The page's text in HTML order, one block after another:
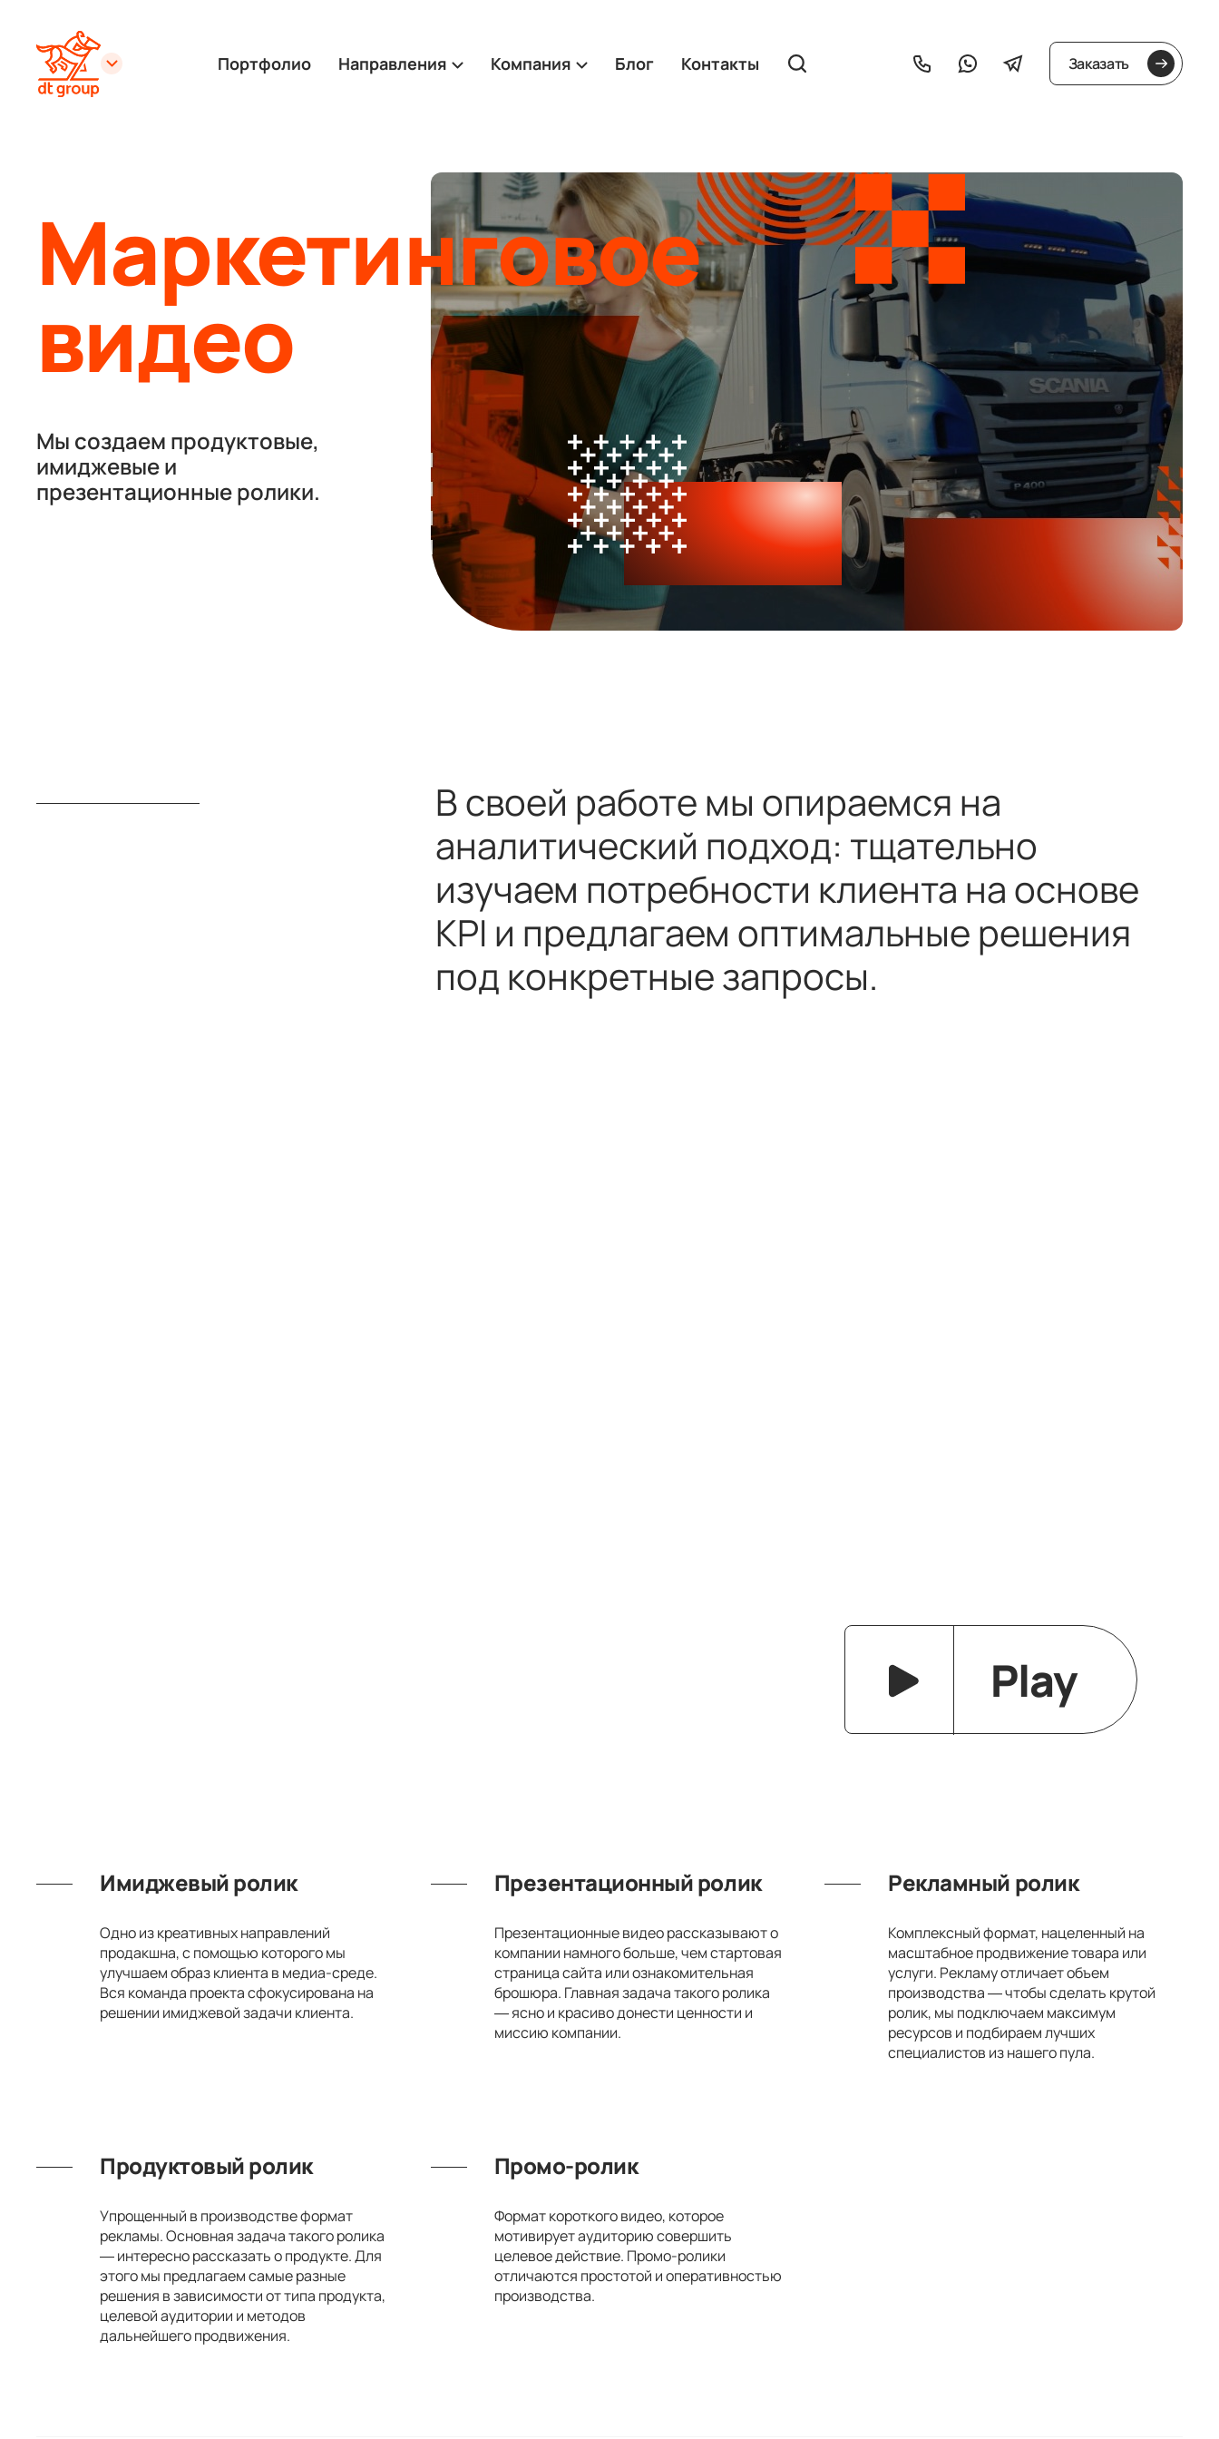
Портфолио Направления Компания Блог Контакты Заказать
Маркетинговое
видео
Мы создаем продуктовые,
имиджевые и
презентационные ролики.
В своей работе мы опираемся на
аналитический подход: тщательно
изучаем потребности клиента на основе
KPI и предлагаем оптимальные решения
под конкретные запросы.
Play
Имиджевый ролик
Одно из креативных направлений
продакшна, с помощью которого мы
улучшаем образ клиента в медиа-среде.
Вся команда проекта сфокусирована на
решении имиджевой задачи клиента.
Презентационный ролик
Презентационные видео рассказывают о
компании намного больше, чем стартовая
страница сайта или ознакомительная
брошюра. Главная задача такого ролика
— ясно и красиво донести ценности и
миссию компании.
Рекламный ролик
Комплексный формат, нацеленный на
масштабное продвижение товара или
услуги. Рекламу отличает объем
производства — чтобы сделать крутой
ролик, мы подключаем максимум
ресурсов и подбираем лучших
специалистов из нашего пула.
Продуктовый ролик
Упрощенный в производстве формат
рекламы. Основная задача такого ролика
— интересно рассказать о продукте. Для
этого мы предлагаем самые разные
решения в зависимости от типа продукта,
целевой аудитории и методов
дальнейшего продвижения.
Промо-ролик
Формат короткого видео, которое
мотивирует аудиторию совершить
целевое действие. Промо-ролики
отличаются простотой и оперативностью
производства.